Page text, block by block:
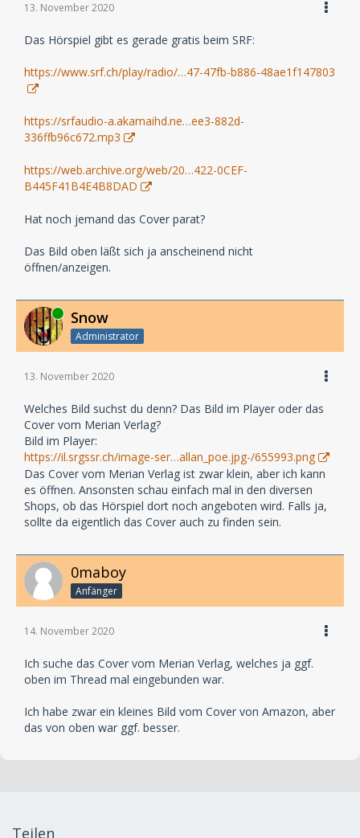
13. November 2020
Das Hörspiel gibt es gerade gratis beim SRF:
https://www.srf.ch/play/radio/…47-47fb-b886-48ae1f147803
https://srfaudio-a.akamaihd.ne…ee3-882d-
336ffb96c672.mp3
https://web.archive.org/web/20…422-0CEF-
B445F41B4E4B8DAD
Hat noch jemand das Cover parat?
Das Bild oben läßt sich ja anscheinend nicht
öffnen/anzeigen.
Online Snow
Administrator
13. November 2020
Welches Bild suchst du denn? Das Bild im Player oder das
Cover vom Merian Verlag?
Bild im Player:
https://il.srgssr.ch/image-ser…allan_poe.jpg-/655993.png
Das Cover vom Merian Verlag ist zwar klein, aber ich kann
es öffnen. Ansonsten schau einfach mal in den diversen
Shops, ob das Hörspiel dort noch angeboten wird. Falls ja,
sollte da eigentlich das Cover auch zu finden sein.
0maboy
Anfänger
14. November 2020
Ich suche das Cover vom Merian Verlag, welches ja ggf.
oben im Thread mal eingebunden war.
Ich habe zwar ein kleines Bild vom Cover von Amazon, aber
das von oben war ggf. besser.
Teilen